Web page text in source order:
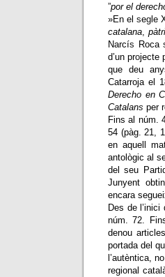
”por el
»En el seg le
catalana,
Narcís Roca
d’un projecte
que deu any
Catarroja el
Derecho en
Catalans per
Fins al núm.
54 (pàg. 21,
en aquell
antològic al
del seu
Junyent
encara
Des de
núm. 72.
denou
portada del
l’autèntica,
regional